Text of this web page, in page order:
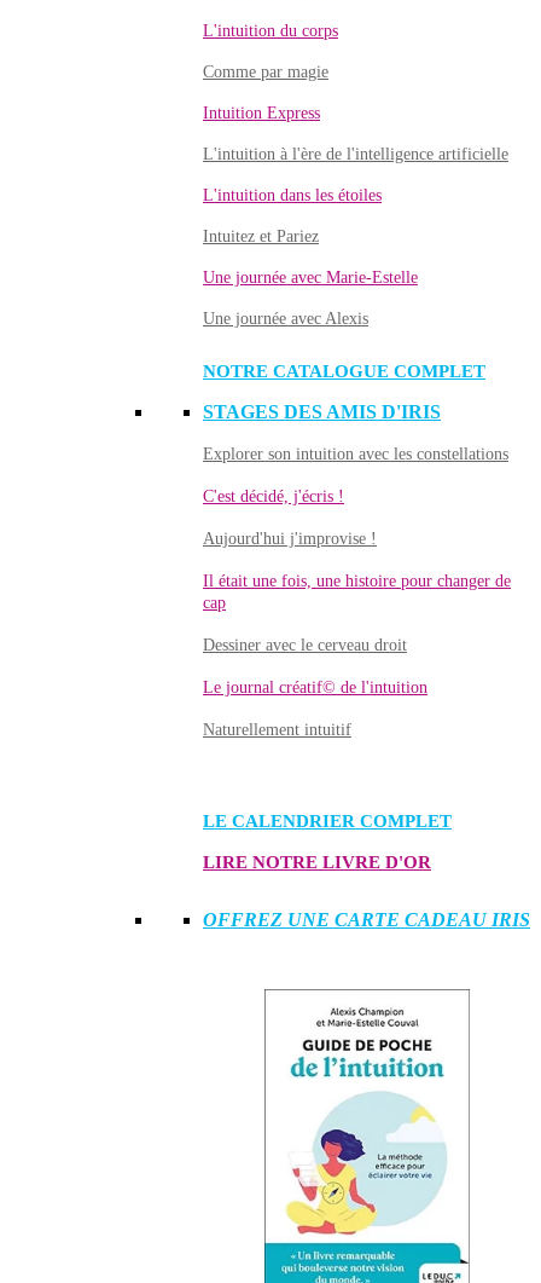
L'intuition du corps
Comme par magie
Intuition Express
L'intuition à l'ère de l'intelligence artificielle
L'intuition dans les étoiles
Intuitez et Pariez
Une journée avec Marie-Estelle
Une journée avec Alexis
NOTRE CATALOGUE COMPLET
STAGES DES AMIS D'IRIS
Explorer son intuition avec les constellations
C'est décidé, j'écris !
Aujourd'hui j'improvise !
Il était une fois, une histoire pour changer de
cap
Dessiner avec le cerveau droit
Le journal créatif© de l'intuition
Naturellement intuitif
LE CALENDRIER COMPLET
LIRE NOTRE LIVRE D'OR
OFFREZ UNE CARTE CADEAU IRIS